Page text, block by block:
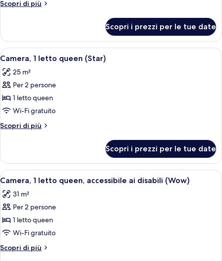
Choice
Scopri di più
Altri
(Ruby's
Choice
Upgraded)
Scopri i prezzi per le tue date
Apri
tutte
le
foto
per
Camera,
1
letto
(Star)
Una scrivania in legno con una
6
Camera, 1 letto queen (Star)
25 m²
Per 2 persone
1 letto queen
Wi-Fi gratuito
Scopri di più
Altri
1
letto
queen
Scopri i prezzi per le tue date
Apri
tutte
le
foto
per
Camera,
1
letto
8
Camera, 1 letto queen, accessibile ai disabili (Wow)
31 m²
Per 2 persone
1 letto queen
Wi-Fi gratuito
Scopri di più
Altri